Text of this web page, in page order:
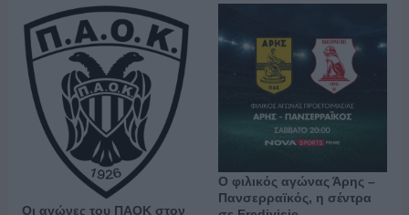
Οι αγώνες του ΠΑΟΚ στον
Ο φιλικός αγώνας Άρης –
Πανσερραϊκός, η σέντρα